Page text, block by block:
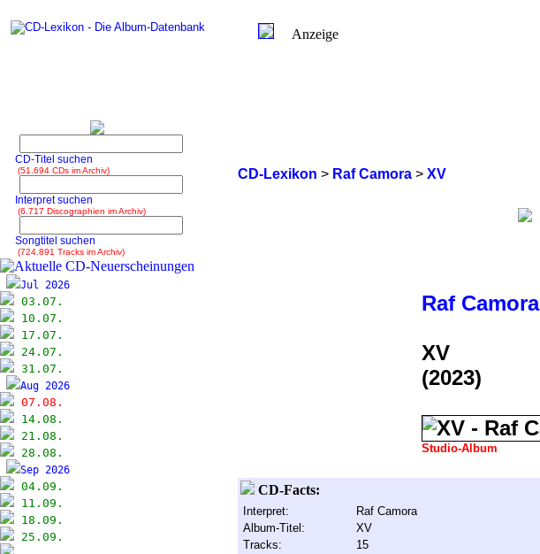
CD-Lexikon > Raf Camora> XV
Raf Camora
XV
(2023)
Studio-Album
CD-Facts:
Interpret:
Raf Camora
Album-Titel:
XV
Tracks:
15
Anzeige
CD-Titel suchen
(51.694 CDs im Archiv)
Interpret suchen
(6.717 Discographien im Archiv)
Songtitel suchen
(724.891 Tracks im Archiv)
Jul 2026
03.07.
10.07.
17.07.
24.07.
31.07.
Aug 2026
07.08.
14.08.
21.08.
28.08.
Sep 2026
04.09.
11.09.
18.09.
25.09.